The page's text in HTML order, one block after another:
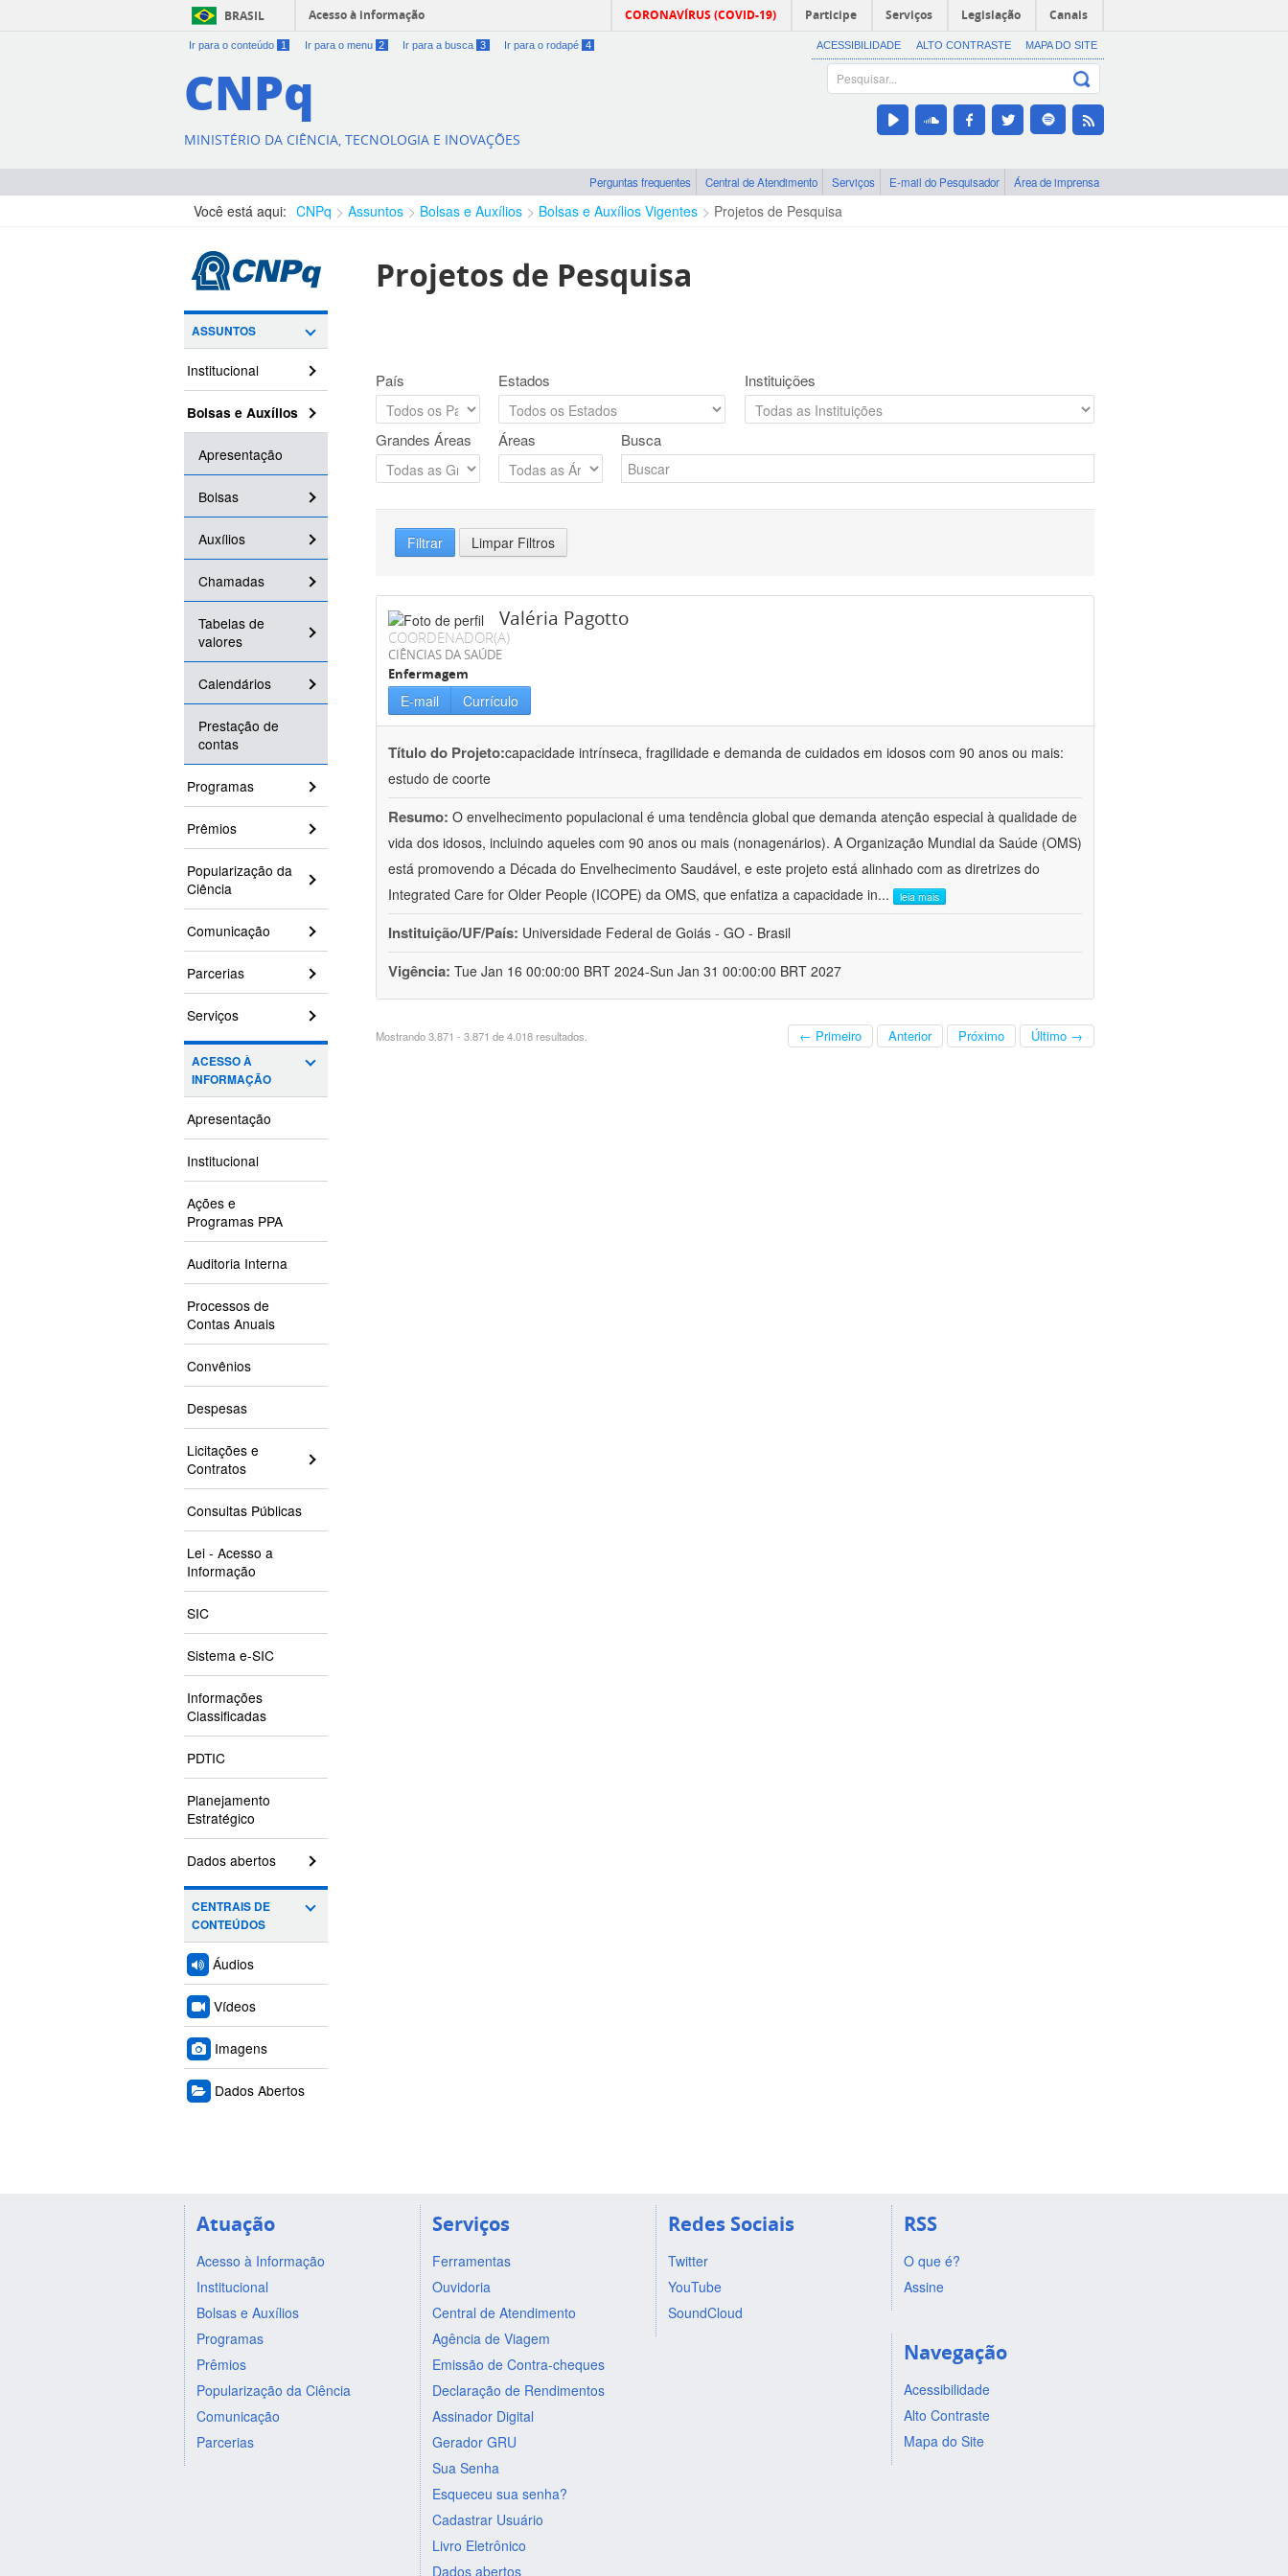
BRASIL Acesso à informação CORONAVÍRUS (COVID-19) Participe Serviços Legislação Canais
Ir para o conteúdo 1 Ir para o menu 2 Ir para a busca 3 Ir para o rodapé 4 ACESSIBILIDADE ALTO CONTRASTE MAPA DO SITE
CNPq
MINISTÉRIO DA CIÊNCIA, TECNOLOGIA E INOVAÇÕES
Perguntas frequentes Central de Atendimento Serviços E-mail do Pesquisador Área de imprensa
Você está aqui: CNPq Assuntos Bolsas e Auxílios Bolsas e Auxílios Vigentes Projetos de Pesquisa
ASSUNTOS
Institucional
Bolsas e Auxílios
Apresentação
Bolsas
Auxílios
Chamadas
Tabelas de
valores
Calendários
Prestação de
contas
Programas
Prêmios
Popularização da
Ciência
Comunicação
Parcerias
Serviços
ACESSO À
INFORMAÇÃO
Apresentação
Institucional
Ações e
Programas PPA
Auditoria Interna
Processos de
Contas Anuais
Convênios
Despesas
Licitações e
Contratos
Consultas Públicas
Lei - Acesso a
Informação
SIC
Sistema e-SIC
Informações
Classificadas
PDTIC
Planejamento
Estratégico
Dados abertos
CENTRAIS DE
CONTEÚDOS
Áudios
Vídeos
Imagens
Dados Abertos
Projetos de Pesquisa
País Estados Instituições
Grandes Áreas Áreas Busca
Filtrar Limpar Filtros
Valéria Pagotto
COORDENADOR(A)
CIÊNCIAS DA SAÚDE
Enfermagem
E-mail Currículo
Título do Projeto:capacidade intrínseca, fragilidade e demanda de cuidados em idosos com 90 anos ou mais:
estudo de coorte
Resumo: O envelhecimento populacional é uma tendência global que demanda atenção especial à qualidade de
vida dos idosos, incluindo aqueles com 90 anos ou mais (nonagenários). A Organização Mundial da Saúde (OMS)
está promovendo a Década do Envelhecimento Saudável, e este projeto está alinhado com as diretrizes do
Integrated Care for Older People (ICOPE) da OMS, que enfatiza a capacidade in... leia mais
Instituição/UF/País: Universidade Federal de Goiás - GO - Brasil
Vigência: Tue Jan 16 00:00:00 BRT 2024-Sun Jan 31 00:00:00 BRT 2027
Mostrando 3.871 - 3.871 de 4.018 resultados. ← Primeiro Anterior Próximo Último →
Atuação
Acesso à Informação
Institucional
Bolsas e Auxílios
Programas
Prêmios
Popularização da Ciência
Comunicação
Parcerias
Serviços
Ferramentas
Ouvidoria
Central de Atendimento
Agência de Viagem
Emissão de Contra-cheques
Declaração de Rendimentos
Assinador Digital
Gerador GRU
Sua Senha
Esqueceu sua senha?
Cadastrar Usuário
Livro Eletrônico
Dados abertos
Redes Sociais
Twitter
YouTube
SoundCloud
RSS
O que é?
Assine
Navegação
Acessibilidade
Alto Contraste
Mapa do Site